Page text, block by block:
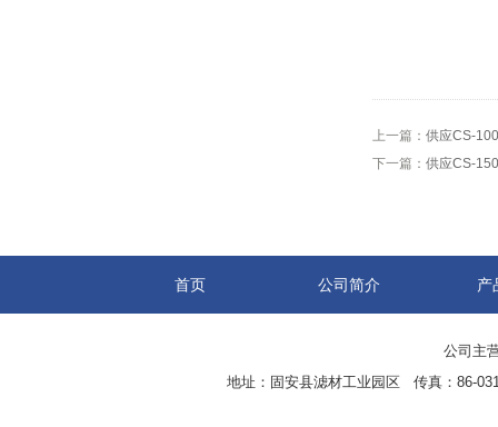
上一篇： 供应CS-
下一篇： 供应CS-
首页 公司简介 产
公司主
地址：固安县滤材工业园区 传真：86-